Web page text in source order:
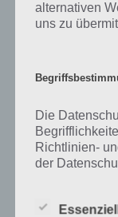
Tweet auf
Mehr
alternativen
uns zu
Die
Richtlinien-
der
unsere